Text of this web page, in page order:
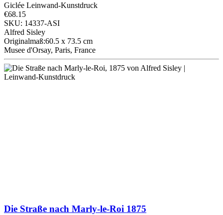
Giclée Leinwand-Kunstdruck
€68.15
SKU: 14337-ASI
Alfred Sisley
Originalmaß:60.5 x 73.5 cm
Musee d'Orsay, Paris, France
Die Straße nach Marly-le-Roi 1875